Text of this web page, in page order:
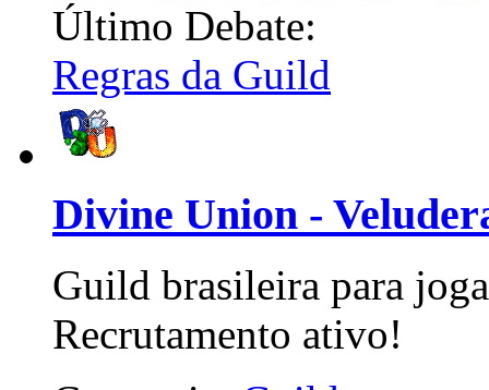
Último Debate:
Regras da Guild
Divine Union -
Guild brasileira para
Recrutamento ativo!